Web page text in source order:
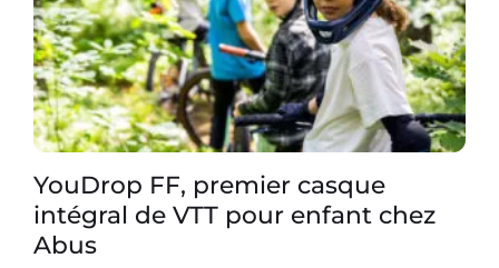
YouDrop FF, premier casque
intégral de VTT pour enfant chez
Abus